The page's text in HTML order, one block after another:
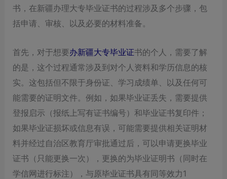
书，在新疆办理大专毕业证书的过程涉及多个步骤，‌包
括申请、‌审核、‌以及必要的材料准备。‌
首先，‌对于想要办新疆大专毕业证书的个人，‌需要了解
的是，‌这个过程通常涉及到对个人资料和学历信息的核
实。‌这包括但不限于身份证、‌学习成绩单、‌以及任何可
能需要的证明文件。‌例如，‌如果毕业证丢失，‌需要提供
登报启示（‌报纸上写有证书编号）‌和毕业证书复印件；‌
如果毕业证损坏或信息有误，‌可能需要提供相关证明材
料并经过自治区教育厅审批通过后，‌可以申请更换毕业
证书（‌只能更换一次）‌，‌更换的为毕业证明书（‌同时在
学信网进行标注）‌，‌与原毕业证书具有同等效力1